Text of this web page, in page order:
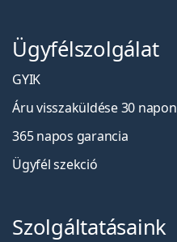
Ügyfélszolgálat
GYIK
Áru visszaküldése 30
365 napos garancia
Ügyfél szekció
Szolgáltatásaink